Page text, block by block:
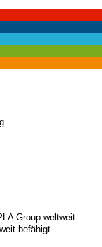
Group weltweit
befähigt